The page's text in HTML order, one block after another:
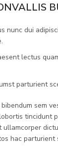
nunc dui
lectus
parturient
sem
tincidunt
ullamcorper
hac